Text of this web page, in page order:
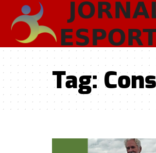
Tag: